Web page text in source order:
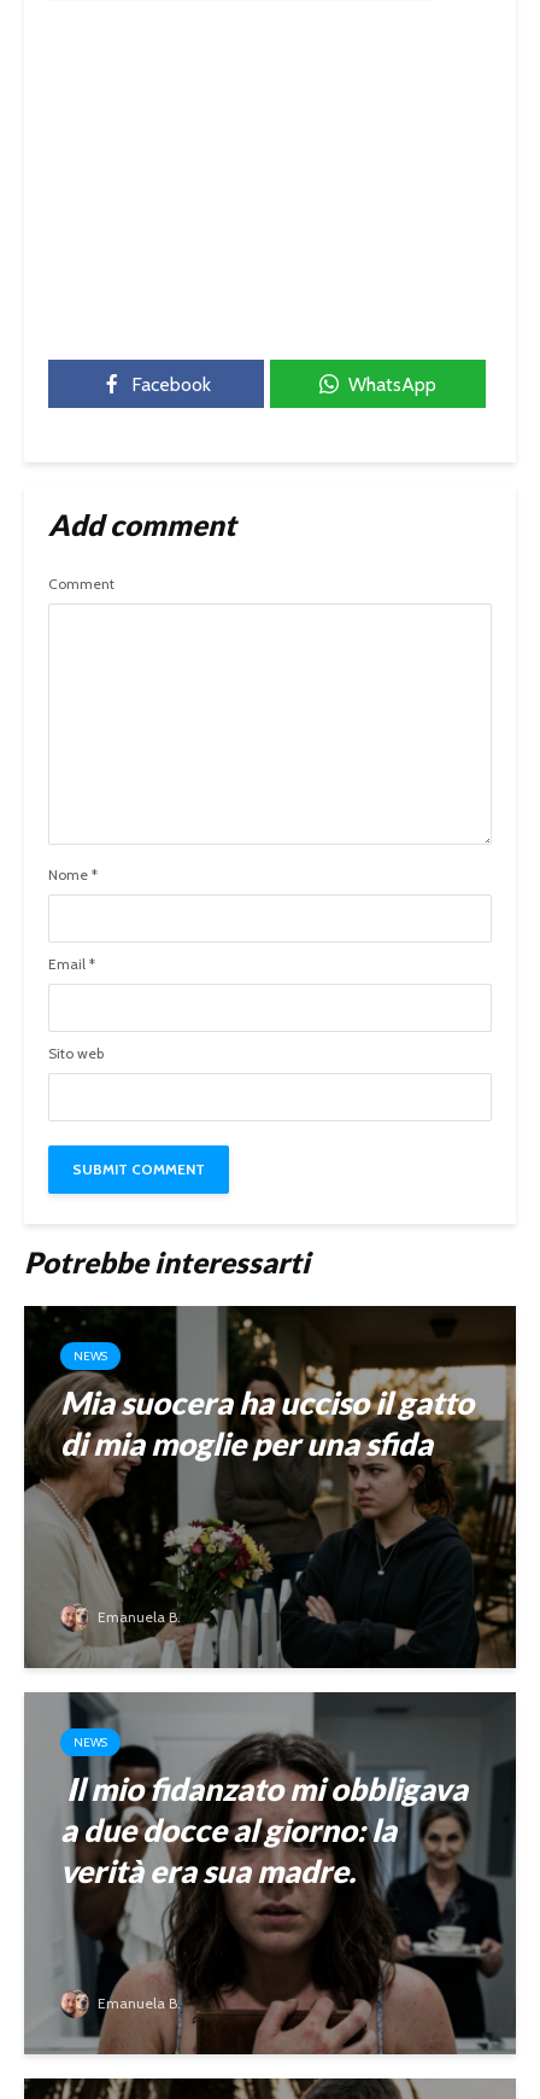
Facebook WhatsApp
Add comment
Comment
Nome *
Email *
Sito web
Potrebbe interessarti
NEWS
Mia suocera ha ucciso il gatto
di mia moglie per una sfida
Emanuela B.
NEWS
Il mio fidanzato mi obbligava
a due docce al giorno: la
verità era sua madre.
Emanuela B.